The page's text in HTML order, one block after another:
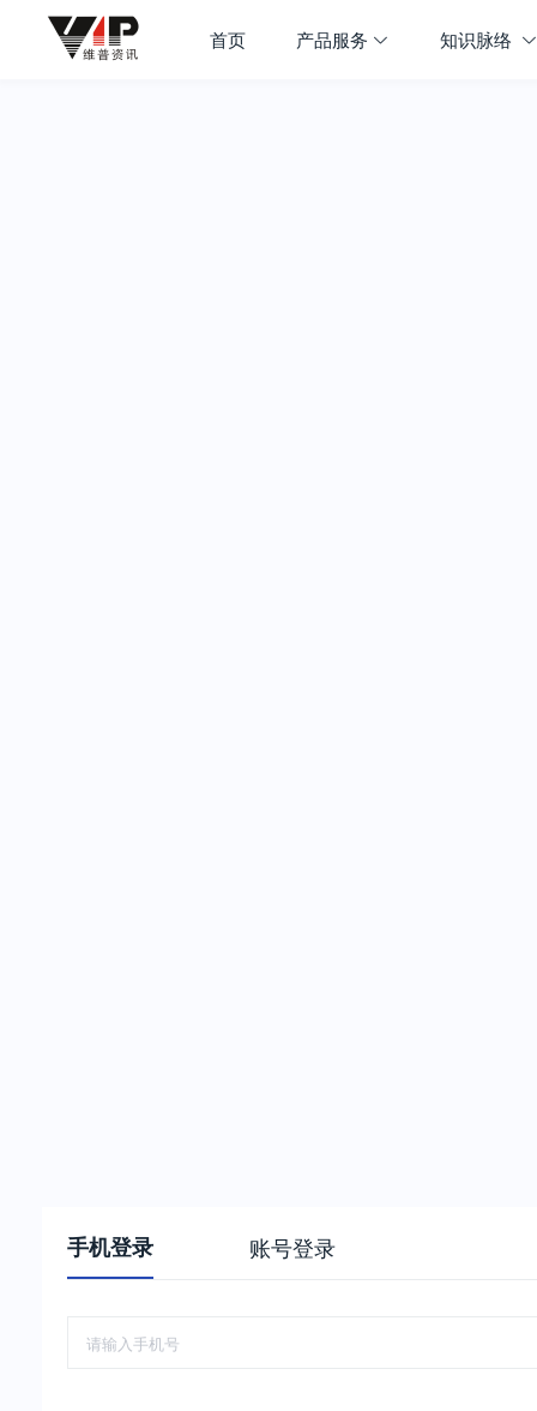
首页 产品服务 知识脉络
手机登录 账号登录